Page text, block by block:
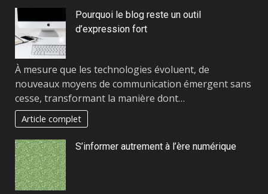
Pourquoi le blog reste un outil
d’expression fort
À mesure que les technologies évoluent, de
nouveaux moyens de communication émergent sans
cesse, transformant la manière dont…
Article complet
S’informer autrement à l’ère numérique